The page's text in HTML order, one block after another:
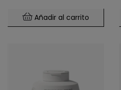
Añadir al carrito